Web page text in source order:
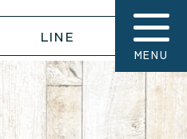
LINE
MENU